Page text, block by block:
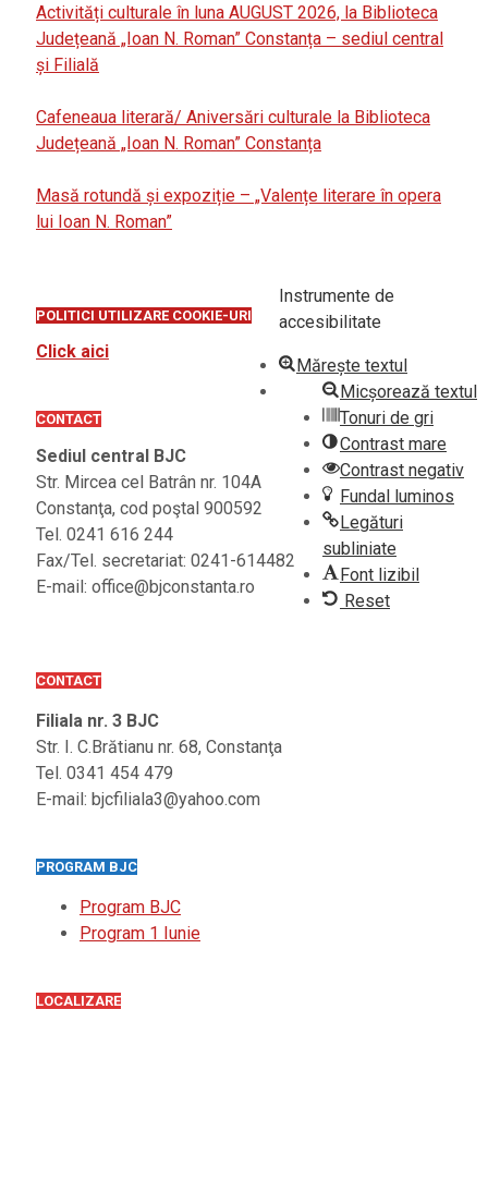
Activități culturale în luna AUGUST 2026, la Biblioteca
Județeană „Ioan N. Roman” Constanța – sediul central
și Filială
Cafeneaua literară/ Aniversări culturale la Biblioteca
Județeană „Ioan N. Roman” Constanța
Masă rotundă și expoziție – „Valențe literare în opera
lui Ioan N. Roman”
POLITICI UTILIZARE COOKIE-URI
Click aici
CONTACT
Sediul central BJC
Str. Mircea cel Batrân nr. 104A
Constanţa, cod poştal 900592
Tel. 0241 616 244
Fax/Tel. secretariat: 0241-614482
E-mail: office@bjconstanta.ro
CONTACT
Filiala nr. 3 BJC
Str. I. C.Brătianu nr. 68, Constanţa
Tel. 0341 454 479
E-mail: bjcfiliala3@yahoo.com
PROGRAM BJC
Program BJC
Program 1 Iunie
LOCALIZARE
Instrumente de
accesibilitate
Mărește textul
Micșorează textul
Tonuri de gri
Contrast mare
Contrast negativ
Fundal luminos
Legături
subliniate
Font lizibil
Reset